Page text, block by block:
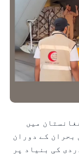
2025 (وام)--افغانستان میں
بحران کے دوران
کی بنیاد پر